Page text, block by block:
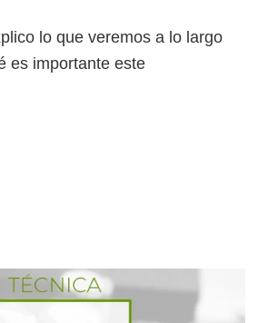
lo que veremos a lo largo
es importante este